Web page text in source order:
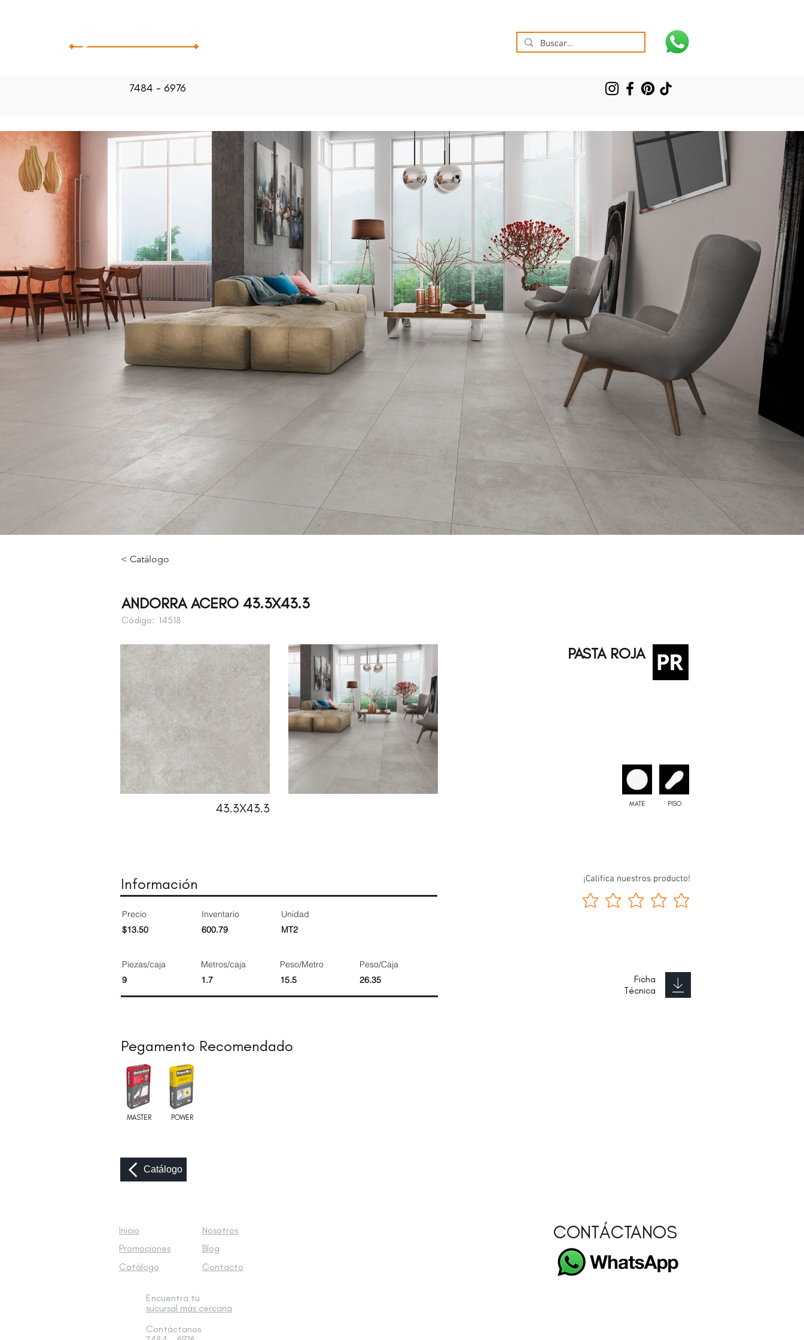
7484 - 6976
< Catálogo
ANDORRA ACERO 43.3X43.3
14518
Código:
43.3X43.3
Información
Precio Inventario
Unidad
$13.50
600.79 MT2
Piezas/caja Metros/caja Peso/Metro
Peso/Caja
9
1.7 15.5 26.35
PASTA ROJA
MATE PISO
¡Califica nuestros producto!
Ficha
Técnica
Pegamento Recomendado
MASTER POWER
Catálogo
Inicio
Nosotros
Promociones
Blog
Catálogo
Contacto
Encuentra tu
sucursal más cercana
Contáctanos
CONTÁCTANOS